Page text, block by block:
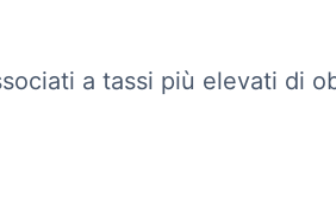
a tassi più elevati di